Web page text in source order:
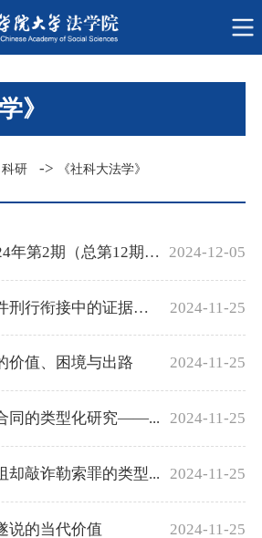
》
科研 -> 《社科大法学》
2024-12-05
第2期（总第12期）...
2024-11-25
行衔接中的证据使用
2024-11-25
价值、困境与出路
2024-11-25
同的类型化研究——...
2024-11-25
却敲诈勒索罪的类型...
2024-11-25
说的当代价值